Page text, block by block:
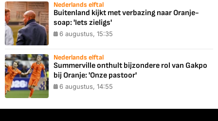
Nederlands elftal
Buitenland kijkt met verbazing naar Oranje-
soap: 'Iets zieligs'
6 augustus, 15:35
Nederlands elftal
Summerville onthult bijzondere rol van Gakpo
bij Oranje: 'Onze pastoor'
6 augustus, 14:55